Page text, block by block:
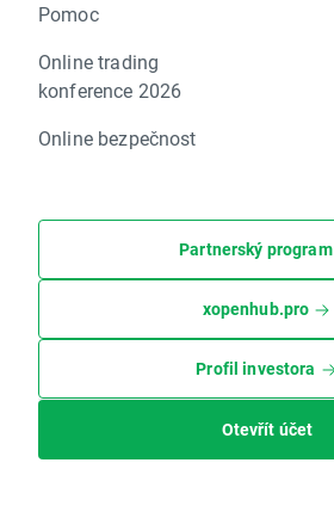
Pomoc
Online trading
konference 2026
Online bezpečnost
Partnerský program
xopenhub.pro
Profil investora
Otevřít účet